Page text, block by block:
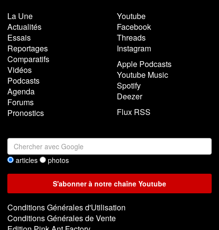
La Une
Actualités
Essais
Reportages
Comparatifs
Vidéos
Podcasts
Agenda
Forums
Pronostics
Youtube
Facebook
Threads
Instagram
Apple Podcasts
Youtube Music
Spotify
Deezer
Flux RSS
articles photos
Conditions Générales d'Utilisation
Conditions Générales de Vente